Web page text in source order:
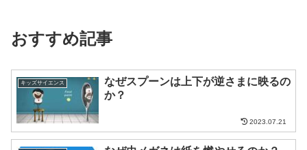
おすすめ記事
キッズサイエンス
なぜスプーンは上下が逆さまに映るの
か？
2023.07.21